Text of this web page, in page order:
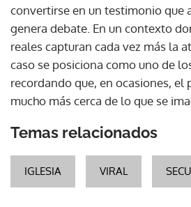
convertirse en un testimonio que
genera debate. En un contexto
reales capturan cada vez más la
caso se posiciona como uno de
recordando que, en ocasiones, el
mucho más cerca de lo que se
Temas relacionados
IGLESIA VIRAL